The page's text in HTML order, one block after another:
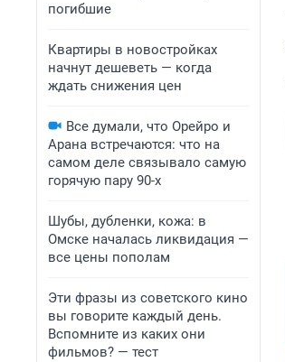
погибшие
Квартиры в новостройках
начнут дешеветь — когда
ждать снижения цен
Все думали, что Орейро и
Арана встречаются: что на
самом деле связывало самую
горячую пару 90-х
Шубы, дубленки, кожа: в
Омске началась ликвидация —
все цены пополам
Эти фразы из советского кино
вы говорите каждый день.
Вспомните из каких они
фильмов? — тест